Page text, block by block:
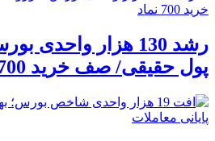
پول حقیقی/ صف خرید 700 نماد